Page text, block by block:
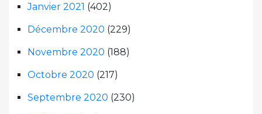
Janvier 2021 (402)
Décembre 2020 (229)
Novembre 2020 (188)
Octobre 2020 (217)
Septembre 2020 (230)